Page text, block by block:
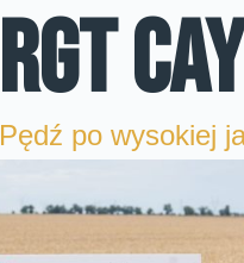
RGT
Pędź po wysokiej